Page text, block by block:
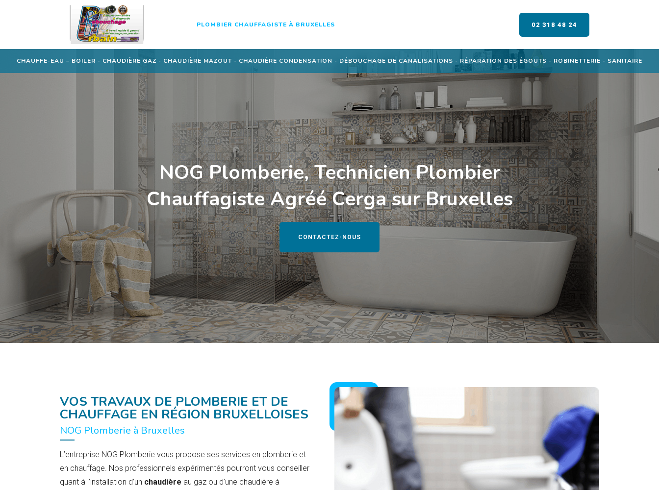
PLOMBIER CHAUFFAGISTE À BRUXELLES 02 318 48 24
CHAUFFE-EAU – BOILER - CHAUDIÈRE GAZ - CHAUDIÈRE MAZOUT - CHAUDIÈRE CONDENSATION - DÉBOUCHAGE DE CANALISATIONS - RÉPARATION DES ÉGOUTS - ROBINETTERIE - SANITAIRE
NOG Plomberie, Technicien Plombier
Chauffagiste Agréé Cerga sur Bruxelles
CONTACTEZ-NOUS
VOS TRAVAUX DE PLOMBERIE ET DE
CHAUFFAGE EN RÉGION BRUXELLOISES
NOG Plomberie à Bruxelles
L’entreprise NOG Plomberie vous propose ses services en plomberie et
en chauffage. Nos professionnels expérimentés pourront vous conseiller
quant à l’installation d’un chaudière au gaz ou d’une chaudière à